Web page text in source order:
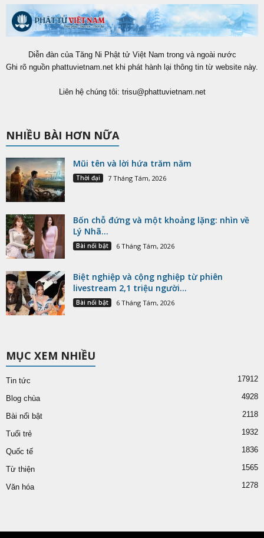
Diễn đàn của Tăng Ni Phật tử Việt Nam trong và ngoài nước
Ghi rõ nguồn phattuvietnam.net khi phát hành lại thông tin từ website này.
Liên hệ chúng tôi: trisu@phattuvietnam.net
NHIỀU BÀI HƠN NỮA
Mũi tên và lời hứa trăm năm
Thời đại 7 Tháng Tám, 2026
Bốn chỗ đứng và một khoảng lặng: nhìn về
Lý Nhã...
Bài nổi bật 6 Tháng Tám, 2026
Biệt nghiệp và cộng nghiệp từ phiên
livestream 2,1 triệu người...
Bài nổi bật 6 Tháng Tám, 2026
MỤC XEM NHIỀU
Tin tức 17912
Blog chùa 4928
Bài nổi bật 2118
Tuổi trẻ 1932
Quốc tế 1836
Từ thiện 1565
Văn hóa 1278